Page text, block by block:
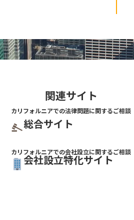
関連サイト
カリフォルニアでの法律問題に関するご相談
総合サイト
カリフォルニアでの会社設立に関するご相談
会社設立特化サイト